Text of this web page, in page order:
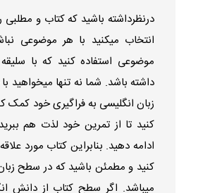
درنظرداشته باشید که کتاب و مطلبی
انتخاب میکنید با هر موضوعی
موضوعی استفاده کنید که با
داشته باشد. شما نه تنها میخواهید
زبان انگلیسی به فراگیری خود کمک
کنید تا از تمرین خود لذت هم
ادامه دهید. بنابراین کتاب مورد
کنید و مطمئن باشید که در سطح
میباشد. اگر سطح کتاب از دانش